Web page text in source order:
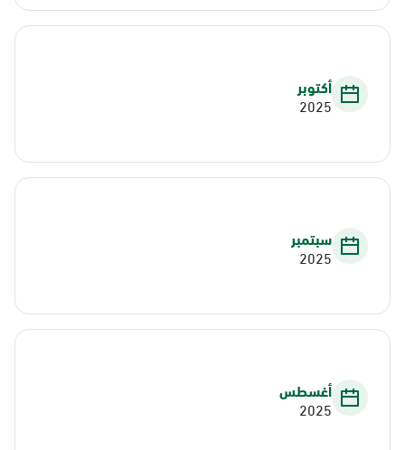
أكتوبر
2025
سبتمبر
2025
أغسطس
2025